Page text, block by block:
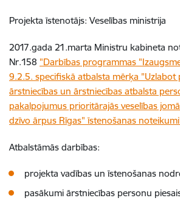
Projekta īstenotājs: Veselības ministrija
2017.gada 21.marta Ministru kabineta
Nr.158 "Darbības programmas
9.2.5. specifiskā atbalsta mērķa "Uzlabot
ārstniecības un ārstniecības atbalsta
pakalpojumus prioritārajās veselības
dzīvo ārpus Rīgas" īstenošanas
Atbalstāmās darbības:
projekta vadības un īstenošanas
pasākumi ārstniecības personu